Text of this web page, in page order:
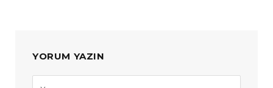
YORUM YAZIN